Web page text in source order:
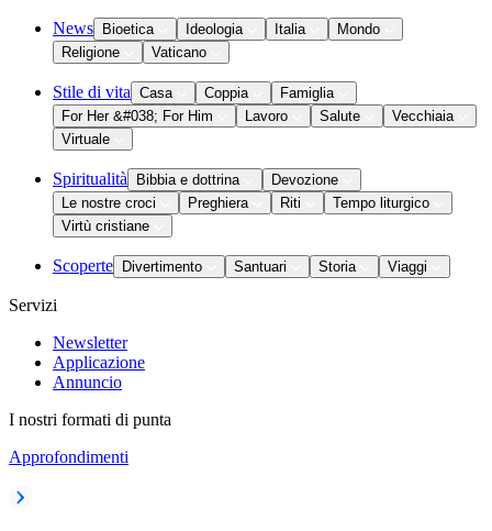
News Bioetica Ideologia Italia
Mondo
Religione
Vaticano
Stile di vita Casa Coppia
Famiglia
For Her &#038; For Him
Lavoro Salute
Vecchiaia
Virtuale
Spiritualità Bibbia e dottrina
Devozione
Le nostre croci
Preghiera Riti
Tempo liturgico
Virtù cristiane
Scoperte Divertimento Santuari Storia Viaggi
Servizi
Newsletter
Applicazione
Annuncio
I nostri formati di punta
Approfondimenti